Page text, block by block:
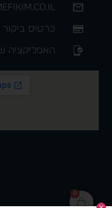
0
כרטיס ביקור
האפליקציה